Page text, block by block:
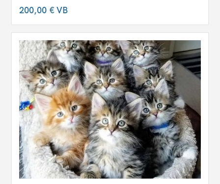
200,00 €VB